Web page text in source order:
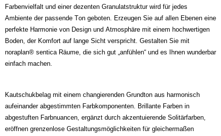
Farbenvielfalt und einer dezenten Granulatstruktur wird für jedes
Ambiente der passende Ton geboten. Erzeugen Sie auf allen Ebenen eine
perfekte Harmonie von Design und Atmosphäre mit einem hochwertigen
Boden, der Komfort auf lange Sicht verspricht. Gestalten Sie mit
noraplan® sentica Räume, die sich gut „anfühlen“ und es Ihnen wunderbar
einfach machen.
Kautschukbelag mit einem changierenden Grundton aus harmonisch
aufeinander abgestimmten Farbkomponenten. Brillante Farben in
abgestuften Farbnuancen, ergänzt durch akzentuierende Solitärfarben,
eröffnen grenzenlose Gestaltungsmöglichkeiten für gleichermaßen